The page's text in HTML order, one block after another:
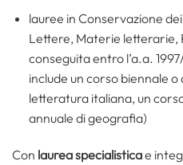
lauree in Conservazione
Lettere, Materie letterarie,
conseguita entro l’a.a.
include un corso biennale o
letteratura italiana, un
annuale di geografia)
Con laurea specialisticae